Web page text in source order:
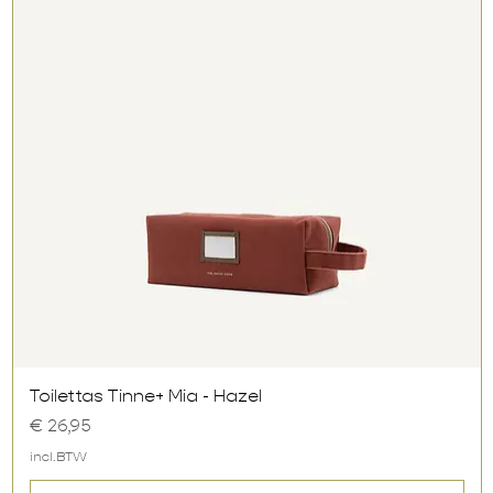
Snel overzicht
Toilettas Tinne+ Mia - Hazel
Prijs
€ 26,95
incl.BTW